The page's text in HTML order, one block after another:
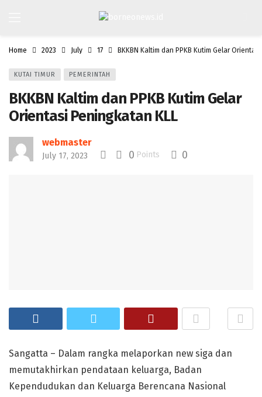
Home 2023 July 17 BKKBN Kaltim dan PPKB Kutim Gelar
KUTAI TIMUR PEMERINTAH
BKKBN Kaltim dan PPKB Kutim Gelar
Orientasi Peningkatan KLL
webmaster
July 17, 2023 0 Points 0
Sangatta – Dalam rangka melaporkan new siga dan
memutakhirkan pendataan keluarga, Badan
Kependudukan dan Keluarga Berencana Nasional